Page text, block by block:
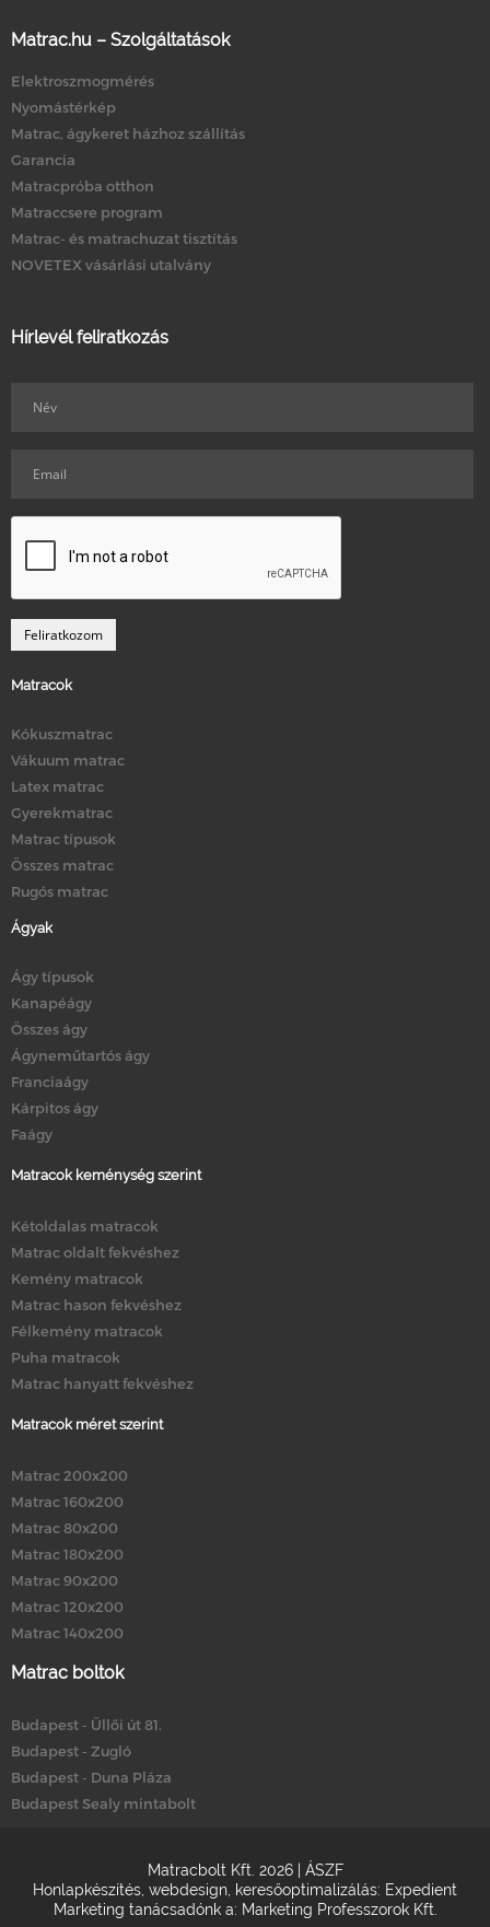
Matrac.hu – Szolgáltatások
Elektroszmogmérés
Nyomástérkép
Matrac, ágykeret házhoz szállítás
Garancia
Matracpróba otthon
Matraccsere program
Matrac- és matrachuzat tisztítás
NOVETEX vásárlási utalvány
Hírlevél feliratkozás
Matracok
Kókuszmatrac
Vákuum matrac
Latex matrac
Gyerekmatrac
Matrac típusok
Összes matrac
Rugós matrac
Ágyak
Ágy típusok
Kanapéágy
Összes ágy
Ágyneműtartós ágy
Franciaágy
Kárpitos ágy
Faágy
Matracok keménység szerint
Kétoldalas matracok
Matrac oldalt fekvéshez
Kemény matracok
Matrac hason fekvéshez
Félkemény matracok
Puha matracok
Matrac hanyatt fekvéshez
Matracok méret szerint
Matrac 200x200
Matrac 160x200
Matrac 80x200
Matrac 180x200
Matrac 90x200
Matrac 120x200
Matrac 140x200
Matrac boltok
Budapest - Üllői út 81.
Budapest - Zugló
Budapest - Duna Pláza
Budapest Sealy mintabolt
Matracbolt Kft. 2026 | ÁSZF
Honlapkészítés webdesign keresőoptimalizálás: Expedient
Marketing tanácsadónk a: Marketing Professzorok Kft.